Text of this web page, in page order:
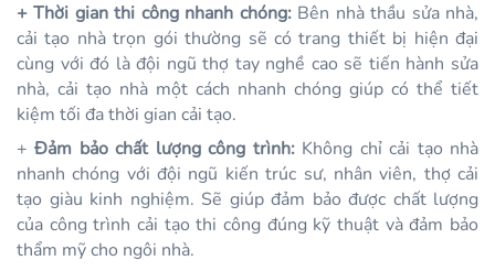
+ Thời gian thi công nhanh chóng: Bên nhà thầu sửa nhà,
cải tạo nhà trọn gói thường sẽ có trang thiết bị hiện đại
cùng với đó là đội ngũ thợ tay nghề cao sẽ tiến hành sửa
nhà, cải tạo nhà một cách nhanh chóng giúp có thể tiết
kiệm tối đa thời gian cải tạo.
+ Đảm bảo chất lượng công trình: Không chỉ cải tạo nhà
nhanh chóng với đội ngũ kiến trúc sư, nhân viên, thợ cải
tạo giàu kinh nghiệm. Sẽ giúp đảm bảo được chất lượng
của công trình cải tạo thi công đúng kỹ thuật và đảm bảo
thẩm mỹ cho ngôi nhà.